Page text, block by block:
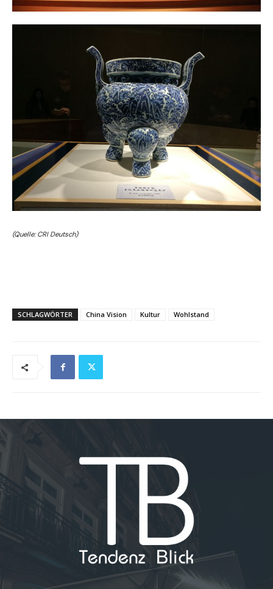
(Quelle: CRI Deutsch)
SCHLAGWÖRTER China Vision Kultur Wohlstand